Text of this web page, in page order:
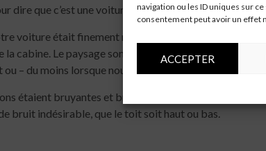
navigation ou les ID uniques sur
consentement peut avoir un effet
ACCEPTER
dire que c’est une voiture au son aussi palpitant que
voiture était finement réglée pour plus de clarté et
cabine. Le paysage sonore était large et expansif,
ou – du moins lorsque nous avions un Def Leppard
étaient bruyantes et bruyantes, la cabine était
bruit indésirable, que le toit soit haut ou bas.